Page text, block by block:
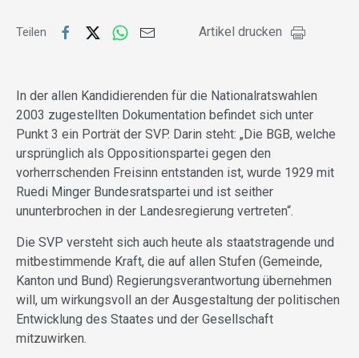
Teilen Artikel drucken
In der allen Kandidierenden für die Nationalratswahlen
2003 zugestellten Dokumentation befindet sich unter
Punkt 3 ein Porträt der SVP. Darin steht: „Die BGB, welche
ursprünglich als Oppositionspartei gegen den
vorherrschenden Freisinn entstanden ist, wurde 1929 mit
Ruedi Minger Bundesratspartei und ist seither
ununterbrochen in der Landesregierung vertreten“.
Die SVP versteht sich auch heute als staatstragende und
mitbestimmende Kraft, die auf allen Stufen (Gemeinde,
Kanton und Bund) Regierungsverantwortung übernehmen
will, um wirkungsvoll an der Ausgestaltung der politischen
Entwicklung des Staates und der Gesellschaft
mitzuwirken.